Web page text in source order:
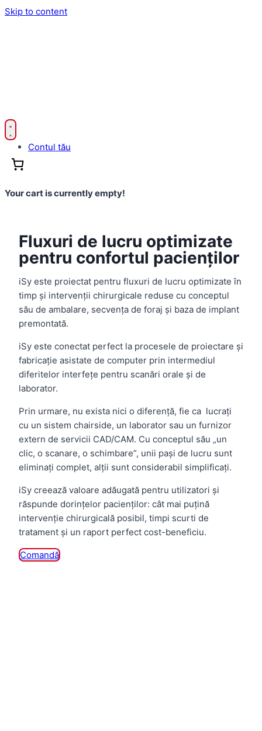
Skip to content
Contul tău
Your cart is currently empty!
Fluxuri de lucru optimizate
pentru confortul pacienților
iSy este proiectat pentru fluxuri de lucru optimizate în
timp și intervenții chirurgicale reduse cu conceptul
său de ambalare, secvența de foraj și baza de implant
premontată.
iSy este conectat perfect la procesele de proiectare și
fabricație asistate de computer prin intermediul
diferitelor interfețe pentru scanări orale și de
laborator.
Prin urmare, nu exista nici o diferență, fie ca lucrați
cu un sistem chairside, un laborator sau un furnizor
extern de servicii CAD/CAM. Cu conceptul său „un
clic, o scanare, o schimbare”, unii pași de lucru sunt
eliminați complet, alții sunt considerabil simplificați.
iSy creează valoare adăugată pentru utilizatori și
răspunde dorințelor pacienților: cât mai puțină
intervenție chirurgicală posibil, timpi scurti de
tratament și un raport perfect cost-beneficiu.
Comandă